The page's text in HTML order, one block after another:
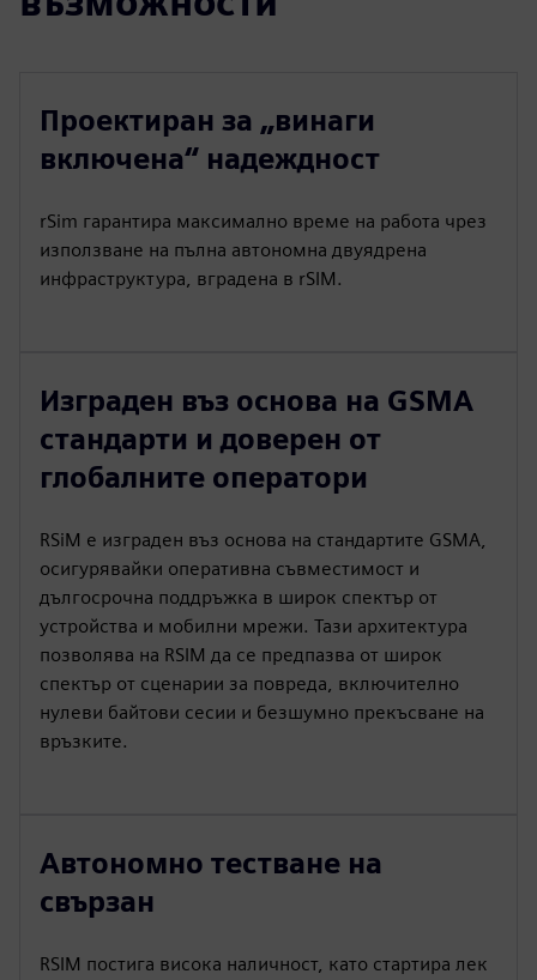
Проектиран за „винаги
включена“ надеждност
rSim гарантира максимално време на работа чрез
използване на пълна автономна двуядрена
инфраструктура, вградена в rSIM.
Изграден въз основа на GSMA
стандарти и доверен от
глобалните оператори
RSiM е изграден въз основа на стандартите GSMA,
осигурявайки оперативна съвместимост и
дългосрочна поддръжка в широк спектър от
устройства и мобилни мрежи. Тази архитектура
позволява на RSIM да се предпазва от широк
спектър от сценарии за повреда, включително
нулеви байтови сесии и безшумно прекъсване на
връзките.
Автономно тестване на
свързан
RSIM постига висока наличност, като стартира лек